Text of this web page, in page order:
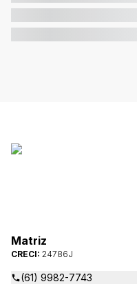
Matriz
CRECI: 24786J
(61) 9982-7743